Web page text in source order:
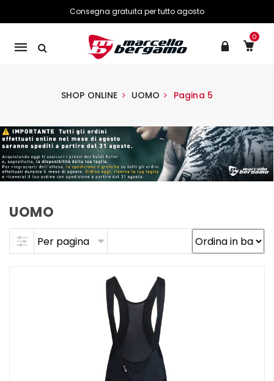
Consegna gratuita per tutto agosto
Mobile
0
SHOP ONLINE UOMO Pagina 5
Skip to content
UOMO
Per pagina